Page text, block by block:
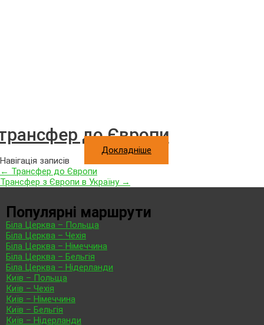
до Європи
Докладніше
Навігація записів
← Трансфер до Європи
Трансфер з Європи в Україну →
Популярні маршрути
Біла Церква – Польща
Біла Церква – Чехія
Біла Церква – Німеччина
Біла Церква – Бельгія
Біла Церква – Нідерланди
Київ – Польща
Київ – Чехія
Київ – Німеччина
Київ – Бельгія
Київ – Нідерланди